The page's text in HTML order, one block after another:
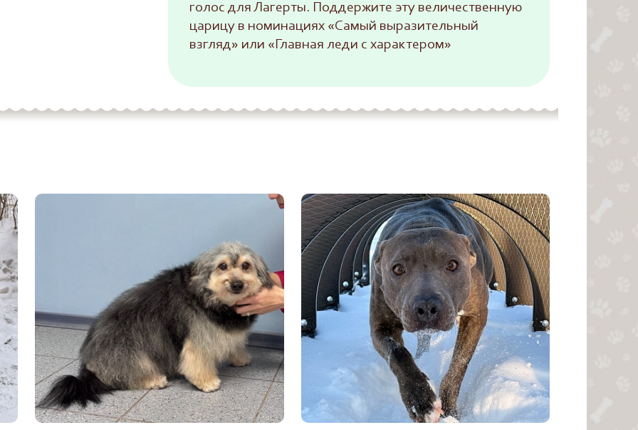
голос для Лагерты. Поддержите эту величественную
царицу в номинациях «Самый выразительный
взгляд» или «Главная леди с характером»